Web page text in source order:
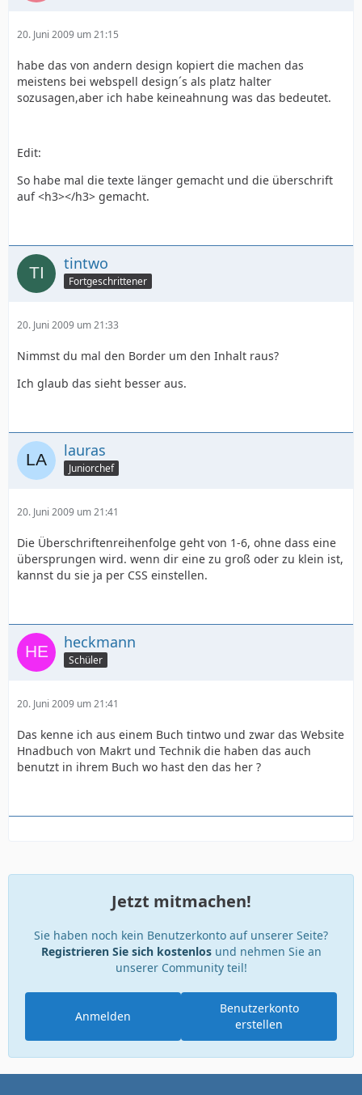
20. Juni 2009 um 21:15
habe das von andern design kopiert die machen das
meistens bei webspell design´s als platz halter
sozusagen,aber ich habe keineahnung was das bedeutet.
Edit:
So habe mal die texte länger gemacht und die überschrift
auf <h3></h3> gemacht.
tintwo
Fortgeschrittener
20. Juni 2009 um 21:33
Nimmst du mal den Border um den Inhalt raus?
Ich glaub das sieht besser aus.
lauras
Juniorchef
20. Juni 2009 um 21:41
Die Überschriftenreihenfolge geht von 1-6, ohne dass eine
übersprungen wird. wenn dir eine zu groß oder zu klein ist,
kannst du sie ja per CSS einstellen.
heckmann
Schüler
20. Juni 2009 um 21:41
Das kenne ich aus einem Buch tintwo und zwar das Website
Hnadbuch von Makrt und Technik die haben das auch
benutzt in ihrem Buch wo hast den das her ?
Jetzt mitmachen!
Sie haben noch kein Benutzerkonto auf unserer Seite?
Registrieren Sie sich kostenlosund nehmen Sie an
unserer Community teil!
Benutzerkonto
erstellen
Anmelden